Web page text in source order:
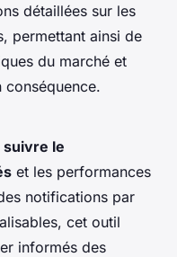
détaillées sur les
permettant ainsi de
du marché et
conséquence.
suivre le
et les performances
notifications par
cet outil
informés des